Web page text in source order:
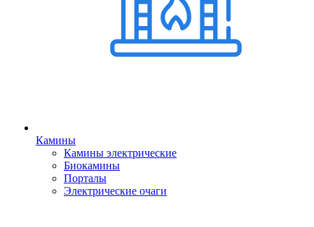
Камины
Камины электрические
Биокамины
Порталы
Электрические очаги